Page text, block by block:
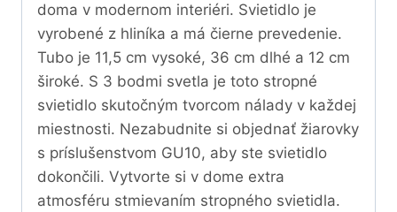
doma v modernom interiéri. Svietidlo je
vyrobené z hliníka a má čierne prevedenie.
Tubo je 11,5 cm vysoké, 36 cm dlhé a 12 cm
široké. S 3 bodmi svetla je toto stropné
svietidlo skutočným tvorcom nálady v každej
miestnosti. Nezabudnite si objednať žiarovky
s príslušenstvom GU10, aby ste svietidlo
dokončili. Vytvorte si v dome extra
atmosféru stmievaním stropného svietidla.